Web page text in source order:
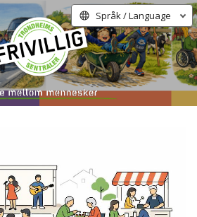
Språk / Language